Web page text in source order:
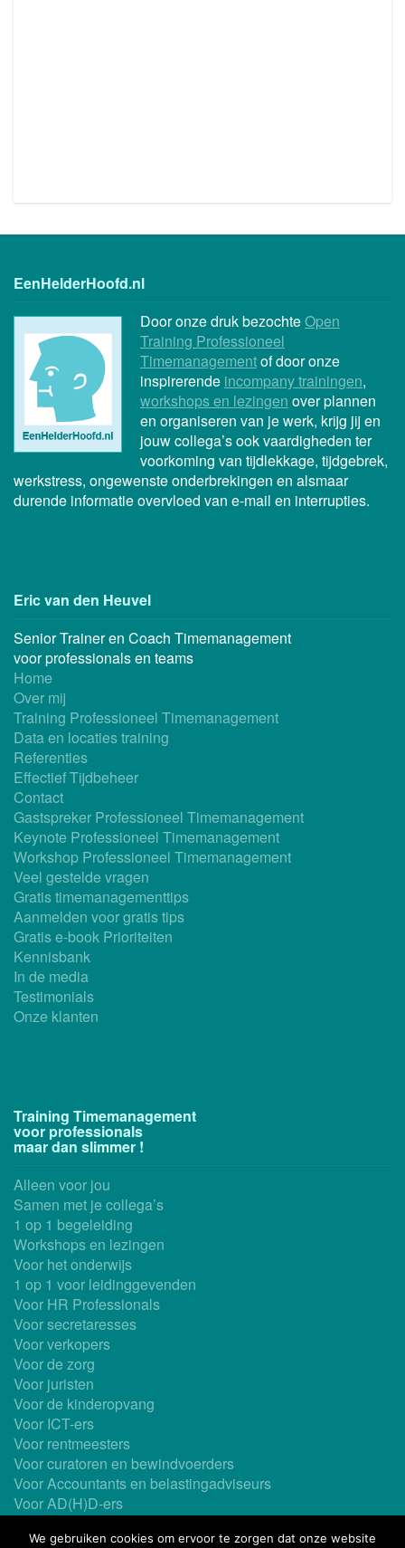
EenHelderHoofd.nl
Door onze druk bezochteOpen
Training Professioneel
Timemanagementof door onze
inspirerende incompany trainingen,
workshops en lezingen over plannen
en organiseren van je werk, krijg jij en
jouw collega’s ook vaardigheden ter
voorkoming van tijdlekkage, tijdgebrek,
werkstress, ongewenste onderbrekingen en alsmaar
durende informatie overvloed van e-mail en interrupties.
Eric van den Heuvel
Senior Trainer en Coach Timemanagement
voor professionals en teams
Home
Over mij
Training Professioneel Timemanagement
Data en locaties training
Referenties
Effectief Tijdbeheer
Contact
Gastspreker Professioneel Timemanagement
Keynote Professioneel Timemanagement
Workshop Professioneel Timemanagement
Veel gestelde vragen
Gratis timemanagementtips
Aanmelden voor gratis tips
Gratis e-book Prioriteiten
Kennisbank
In de media
Testimonials
Onze klanten
Training Timemanagement
voor professionals
maar dan slimmer !
Alleen voor jou
Samen met je collega’s
1 op 1 begeleiding
Workshops en lezingen
Voor het onderwijs
1 op 1 voor leidinggevenden
Voor HR Professionals
Voor secretaresses
Voor verkopers
Voor de zorg
Voor juristen
Voor de kinderopvang
Voor ICT-ers
Voor rentmeesters
Voor curatoren en bewindvoerders
Voor Accountants en belastingadviseurs
Voor AD(H)D-ers
Maatwerk mogelijk
We gebruiken cookies om ervoor te zorgen dat onze website